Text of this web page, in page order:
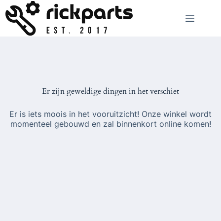
naar
de
inhoud
Er zijn geweldige dingen in het verschiet
Er is iets moois in het vooruitzicht! Onze winkel wordt
momenteel gebouwd en zal binnenkort online komen!